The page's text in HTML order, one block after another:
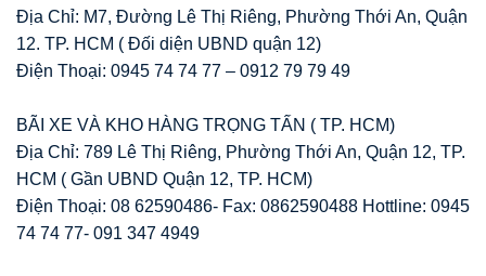
Địa Chỉ: M7, Đường Lê Thị Riêng, Phường Thới An, Quận
12. TP. HCM ( Đối diện UBND quận 12)
Điện Thoại: 0945 74 74 77 – 0912 79 79 49
BÃI XE VÀ KHO HÀNG TRỌNG TẤN ( TP. HCM)
Địa Chỉ: 789 Lê Thị Riêng, Phường Thới An, Quận 12, TP.
HCM ( Gần UBND Quận 12, TP. HCM)
Điện Thoại: 08 62590486- Fax: 0862590488 Hottline: 0945
74 74 77- 091 347 4949